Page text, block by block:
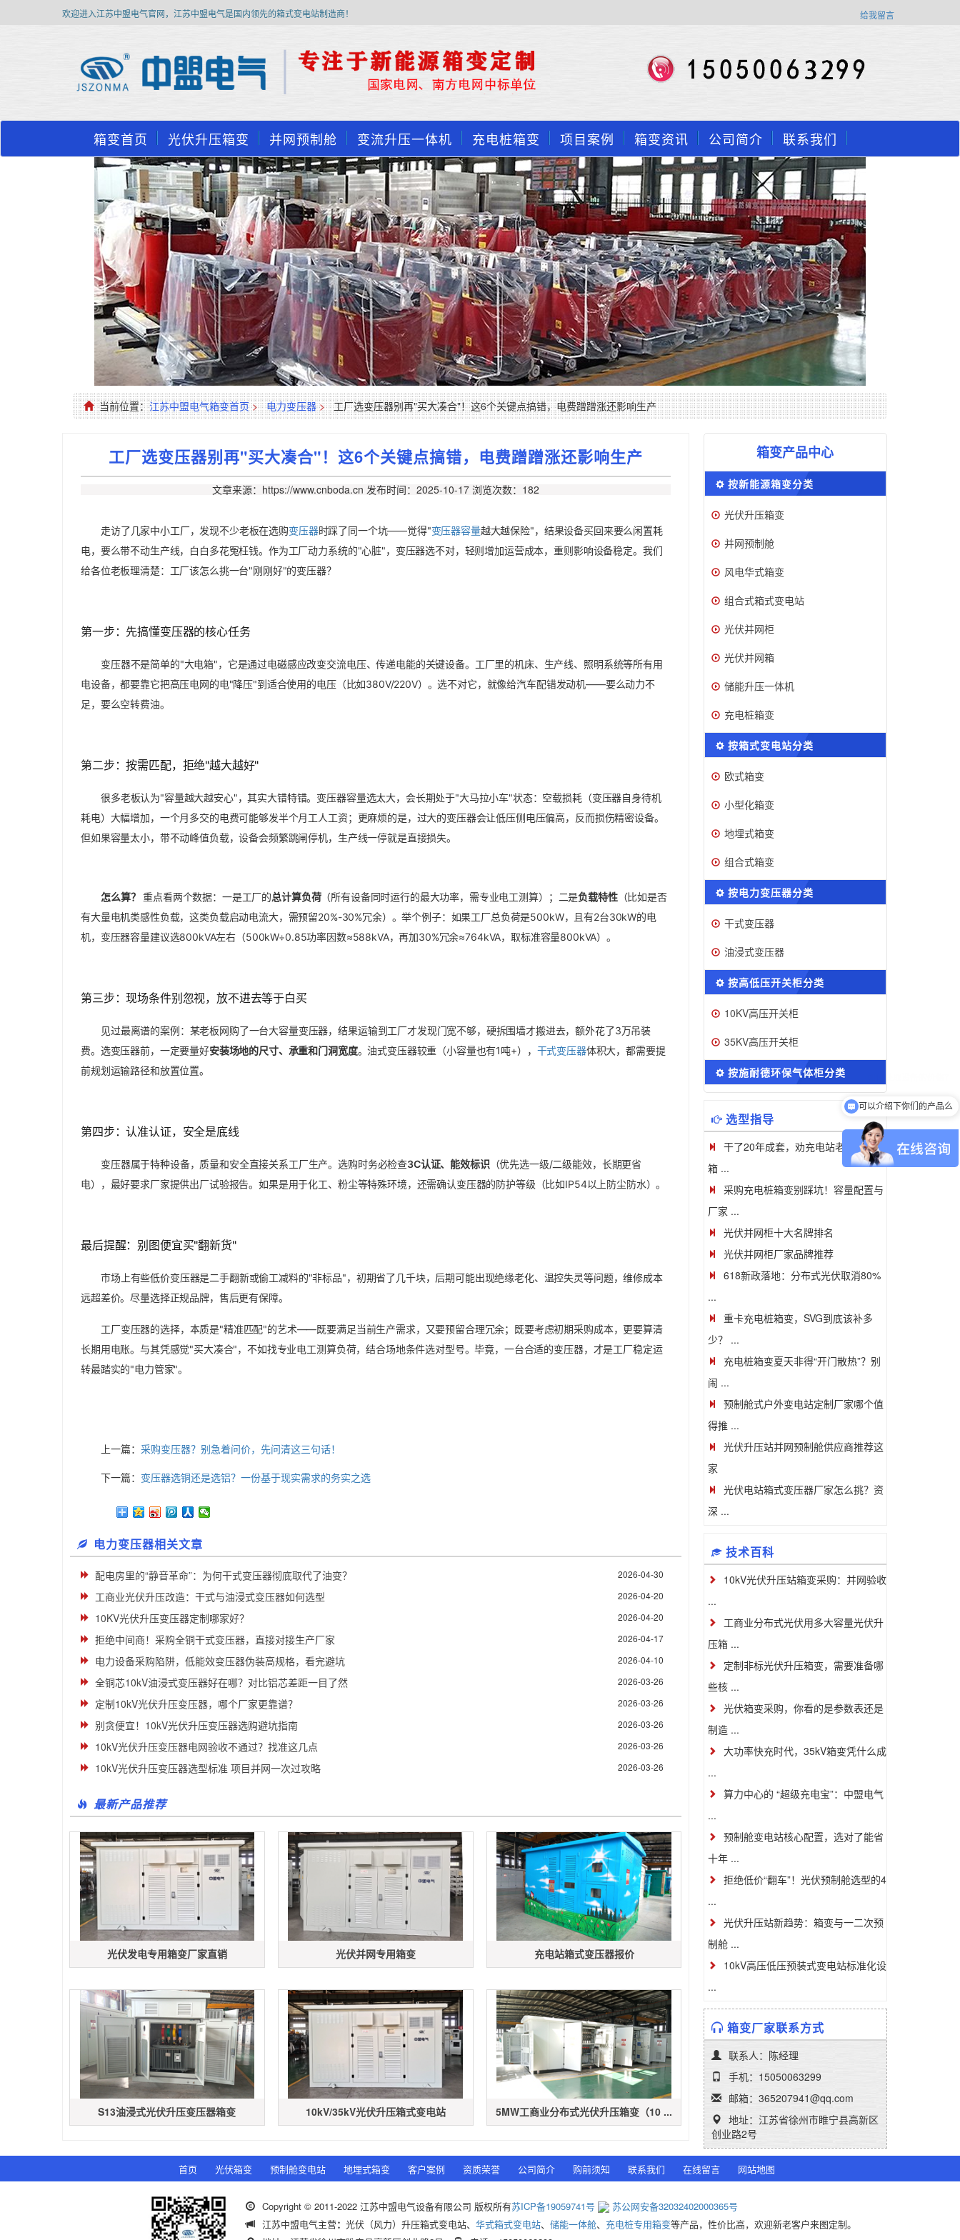
欢迎进入江苏中盟电气官网，江苏中盟电气是国内领先的箱式变电站制造商！ 给我留言
箱变首页 光伏升压箱变 并网预制舱 变流升压一体机 充电桩箱变 项目案例 箱变资讯 公司简介 联系我们
当前位置：江苏中盟电气箱变首页 > 电力变压器 > 工厂选变压器别再"买大凑合"！这6个关键点搞错，电费蹭蹭涨还影响生产
工厂选变压器别再"买大凑合"！这6个关键点搞错，电费蹭蹭涨还影响生产
文章来源：https://www.cnboda.cn 发布时间：2025-10-17 浏览次数：182
走访了几家中小工厂，发现不少老板在选购变压器时踩了同一个坑——觉得"变压器容量越大越保险"，结果设备买回来要么闲置耗
电，要么带不动生产线，白白多花冤枉钱。作为工厂动力系统的"心脏"，变压器选不对，轻则增加运营成本，重则影响设备稳定。我们
给各位老板理清楚：工厂该怎么挑一台"刚刚好"的变压器？
第一步：先搞懂变压器的核心任务
变压器不是简单的"大电箱"，它是通过电磁感应改变交流电压、传递电能的关键设备。工厂里的机床、生产线、照明系统等所有用
电设备，都要靠它把高压电网的电"降压"到适合使用的电压（比如380V/220V）。选不对它，就像给汽车配错发动机——要么动力不
足，要么空转费油。
第二步：按需匹配，拒绝"越大越好"
很多老板认为"容量越大越安心"，其实大错特错。变压器容量选太大，会长期处于"大马拉小车"状态：空载损耗（变压器自身待机
耗电）大幅增加，一个月多交的电费可能够发半个月工人工资；更麻烦的是，过大的变压器会让低压侧电压偏高，反而损伤精密设备。
但如果容量太小，带不动峰值负载，设备会频繁跳闸停机，生产线一停就是直接损失。
怎么算？ 重点看两个数据：一是工厂的总计算负荷（所有设备同时运行的最大功率，需专业电工测算）；二是负载特性（比如是否
有大量电机类感性负载，这类负载启动电流大，需预留20%-30%冗余）。举个例子：如果工厂总负荷是500kW，且有2台30kW的电
机，变压器容量建议选800kVA左右（500kW÷0.85功率因数≈588kVA，再加30%冗余≈764kVA，取标准容量800kVA）。
第三步：现场条件别忽视，放不进去等于白买
见过最离谱的案例：某老板网购了一台大容量变压器，结果运输到工厂才发现门宽不够，硬拆围墙才搬进去，额外花了3万吊装
费。选变压器前，一定要量好安装场地的尺寸、承重和门洞宽度。油式变压器较重（小容量也有1吨+）， 干式变压器体积大，都需要提
前规划运输路径和放置位置。
第四步：认准认证，安全是底线
变压器属于特种设备，质量和安全直接关系工厂生产。选购时务必检查3C认证、能效标识 （优先选一级/二级能效，长期更省
电），最好要求厂家提供出厂试验报告。如果是用于化工、粉尘等特殊环境，还需确认变压器的防护等级（比如IP54以上防尘防水）。
最后提醒：别图便宜买"翻新货"
市场上有些低价变压器是二手翻新或偷工减料的"非标品"，初期省了几千块，后期可能出现绝缘老化、温控失灵等问题，维修成本
远超差价。尽量选择正规品牌，售后更有保障。
工厂变压器的选择，本质是"精准匹配"的艺术——既要满足当前生产需求，又要预留合理冗余；既要考虑初期采购成本，更要算清
长期用电账。与其凭感觉"买大凑合"，不如找专业电工测算负荷，结合场地条件选对型号。毕竟，一台合适的变压器，才是工厂稳定运
转最踏实的"电力管家"。
上一篇： 采购变压器？别急着问价，先问清这三句话！
下一篇： 变压器选铜还是选铝？一份基于现实需求的务实之选
电力变压器相关文章
配电房里的“静音革命”：为何干式变压器彻底取代了油变？ 2026-04-30
工商业光伏升压改造：干式与油浸式变压器如何选型 2026-04-20
10KV光伏升压变压器定制哪家好？ 2026-04-20
拒绝中间商！采购全铜干式变压器，直接对接生产厂家 2026-04-17
电力设备采购陷阱，低能效变压器伪装高规格，看完避坑 2026-04-10
全铜芯10kV油浸式变压器好在哪？对比铝芯差距一目了然 2026-03-26
定制10kV光伏升压变压器，哪个厂家更靠谱？ 2026-03-26
别贪便宜！10kV光伏升压变压器选购避坑指南 2026-03-26
10kV光伏升压变压器电网验收不通过？找准这几点 2026-03-26
10kV光伏升压变压器选型标准 项目并网一次过攻略 2026-03-26
最新产品推荐
光伏发电专用箱变厂家直销 光伏并网专用箱变 充电站箱式变压器报价
S13油浸式光伏升压变压器箱变 10kV/35kV光伏升压箱式变电站 5MW工商业分布式光伏升压箱变（10 ...
箱变产品中心
按新能源箱变分类
光伏升压箱变
并网预制舱
风电华式箱变
组合式箱式变电站
光伏并网柜
光伏并网箱
储能升压一体机
充电桩箱变
按箱式变电站分类
欧式箱变
小型化箱变
地埋式箱变
组合式箱变
按电力变压器分类
干式变压器
油浸式变压器
按高低压开关柜分类
10KV高压开关柜
35KV高压开关柜
按施耐德环保气体柜分类
选型指导
干了20年成套，劝充电站老板一句：
箱 ...
采购充电桩箱变别踩坑！容量配置与
厂家 ...
光伏并网柜十大名牌排名
光伏并网柜厂家品牌推荐
618新政落地：分布式光伏取消80%
...
重卡充电桩箱变，SVG到底该补多
少？ ...
充电桩箱变夏天非得“开门散热”？别
闹 ...
预制舱式户外变电站定制厂家哪个值
得推 ...
光伏升压站并网预制舱供应商推荐这
家
光伏电站箱式变压器厂家怎么挑？资
深 ...
技术百科
10kV光伏升压站箱变采购：并网验收
...
工商业分布式光伏用多大容量光伏升
压箱 ...
定制非标光伏升压箱变，需要准备哪
些核 ...
光伏箱变采购，你看的是参数表还是
制造 ...
大功率快充时代，35kV箱变凭什么成
...
算力中心的 “超级充电宝”：中盟电气
...
预制舱变电站核心配置，选对了能省
十年 ...
拒绝低价“翻车”！光伏预制舱选型的4
...
光伏升压站新趋势：箱变与一二次预
制舱 ...
10kV高压低压预装式变电站标准化设
...
箱变厂家联系方式
联系人：陈经理
手机：15050063299
邮箱：365207941@qq.com
地址：江苏省徐州市睢宁县高新区
创业路2号
首页 光伏箱变 预制舱变电站 地埋式箱变 客户案例 资质荣誉 公司简介 购前须知 联系我们 在线留言 网站地图
Copyright © 2011-2022 江苏中盟电气设备有限公司 版权所有苏ICP备19059741号
苏公网安备32032402000365号
江苏中盟电气主营： 光伏（风力）升压箱式变电站、 华式箱式变电站、 储能一体舱、 充电桩专用箱变等产品，性价比高，欢迎新老客户来图定制。
可以介绍下你们的产品么